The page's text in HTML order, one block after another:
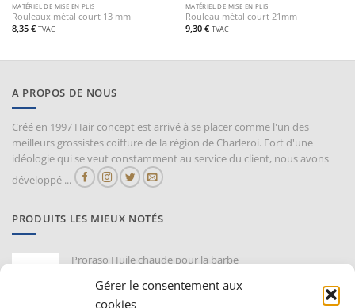
Gérer le consentement aux
cookies
MATÉRIEL DE MISE EN PLIS
Rouleaux métal court 13 mm
8,35 € TVAC
MATÉRIEL DE MISE EN PLIS
Rouleau métal court 21mm
9,30 € TVAC
A PROPOS DE NOUS
Créé en 1997 Hair concept est arrivé à se placer comme l'un des
meilleurs grossistes coiffure de la région de Charleroi. Fort d'une
idéologie qui se veut constamment au service du client, nous avons
développé ...
PRODUITS LES MIEUX NOTÉS
Proraso Huile chaude pour la barbe